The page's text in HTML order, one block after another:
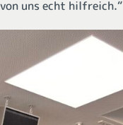
uns echt hilfreich.“